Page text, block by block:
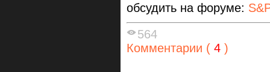
обсудить на форуме:
564
Комментарии ( 4 )